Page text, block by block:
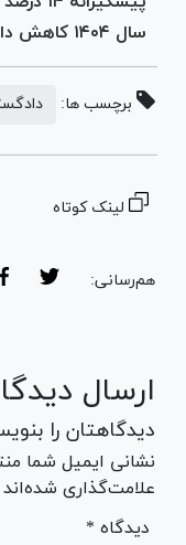
سال ۱۴۰۴ کاهش داشته است
برچسب ها:
لینک کوتاه
هم‌رسانی:
ارسال
دیدگاهتان را
نشانی ایمیل شما
علامت‌گذاری
* دیدگاه